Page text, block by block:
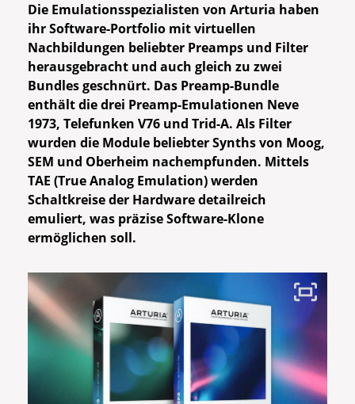
Die Emulationsspezialisten von Arturia haben
ihr Software-Portfolio mit virtuellen
Nachbildungen beliebter Preamps und Filter
herausgebracht und auch gleich zu zwei
Bundles geschnürt. Das Preamp-Bundle
enthält die drei Preamp-Emulationen Neve
1973, Telefunken V76 und Trid-A. Als Filter
wurden die Module beliebter Synths von Moog,
SEM und Oberheim nachempfunden. Mittels
TAE (True Analog Emulation) werden
Schaltkreise der Hardware detailreich
emuliert, was präzise Software-Klone
ermöglichen soll.